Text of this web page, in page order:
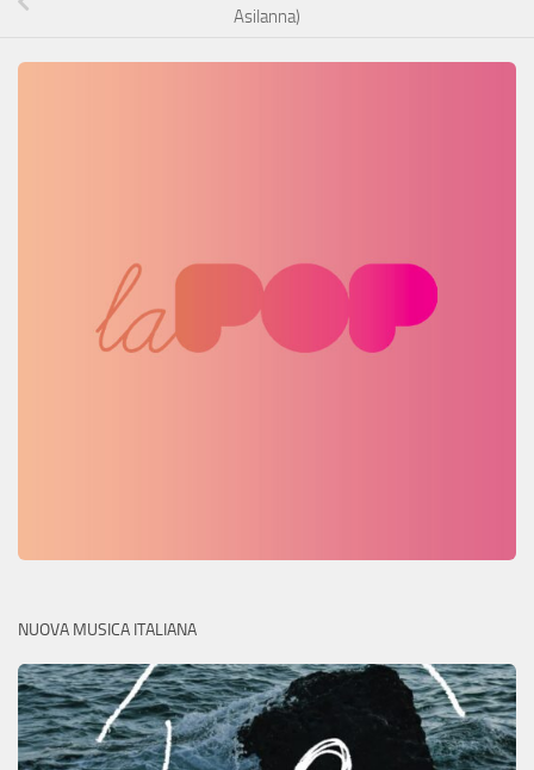
Asilanna)
NUOVA MUSICA ITALIANA